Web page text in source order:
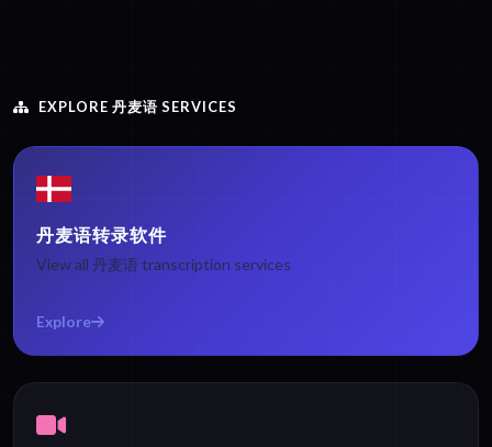
EXPLORE 丹麦语 SERVICES
丹麦语转录软件
View all 丹麦语 transcription services
Explore